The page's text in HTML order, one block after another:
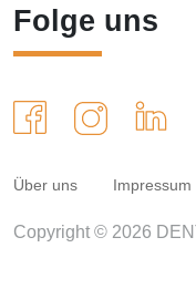
Folge uns
Über uns Impressum
Copyright © 2026